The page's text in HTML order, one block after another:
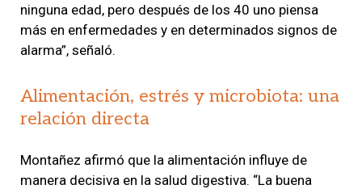
ninguna edad, pero después de los 40 uno piensa
más en enfermedades y en determinados signos de
alarma”, señaló.
Alimentación, estrés y microbiota: una
relación directa
Montañez afirmó que la alimentación influye de
manera decisiva en la salud digestiva. “La buena